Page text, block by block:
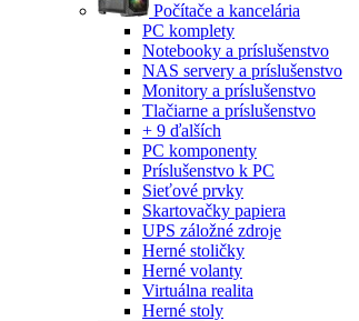
Počítače a kancelária
PC komplety
Notebooky a príslušenstvo
NAS servery a príslušenstvo
Monitory a príslušenstvo
Tlačiarne a príslušenstvo
+ 9 ďalších
PC komponenty
Príslušenstvo k PC
Sieťové prvky
Skartovačky papiera
UPS záložné zdroje
Herné stoličky
Herné volanty
Virtuálna realita
Herné stoly